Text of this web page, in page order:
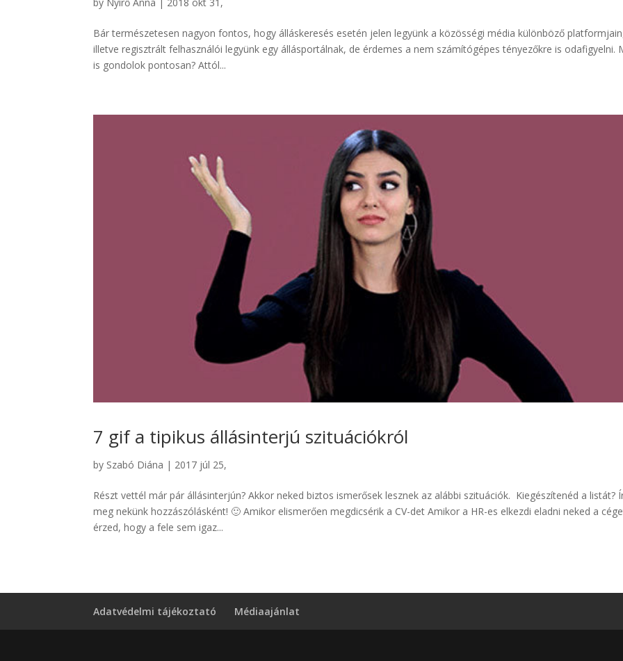
Bár természetesen nagyon fontos, hogy álláskeresés esetén jelen legyünk a közösségi média különböző
illetve regisztrált felhasználói legyünk egy állásportálnak, de érdemes a nem számítógépes tényezőkre is odafigyelni.
is gondolok pontosan? Attól...
7 gif a tipikus állásinterjú szituációkról
by Szabó Diána | 2017 júl 25,
Részt vettél már pár állásinterjún? Akkor neked biztos ismerősek lesznek az alábbi szituációk. Kiegészítenéd a listát?
meg nekünk hozzászólásként! 🙂 Amikor elismerően megdicsérik a CV-det Amikor a HR-es elkezdi eladni neked a
érzed, hogy a fele sem igaz...
Adatvédelmi tájékoztató Médiaajánlat